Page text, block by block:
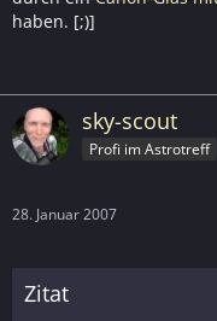
haben. [;)]
sky-scout
Profi im Astrotreff
28. Januar 2007
Zitat